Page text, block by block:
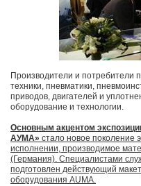
Производители и потребители
техники, пневматики,
приводов, двигателей и
оборудование и технологии.
Основным акцентом
АУМА» стало новое поколение
исполнении, производимое
(Германия). Специалистами
подготовлен действующий
оборудования AUMA.